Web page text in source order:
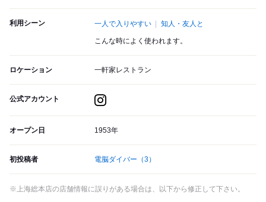
利用シーン 一人で入りやすい 知人・友人と
こんな時によく使われます。
ロケーション 一軒家レストラン
公式アカウント
オープン日 1953年
初投稿者 電脳ダイバー （3）
※上海総本店の店舗情報に誤りがある場合は、以下から修正して下さい。